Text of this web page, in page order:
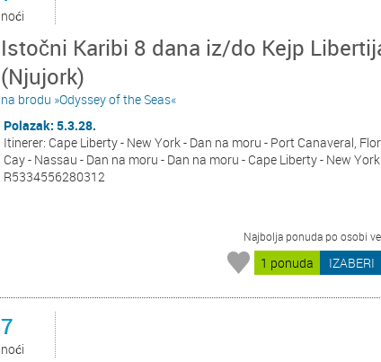
noći
Istočni Karibi 8 dana iz/do Kejp
(Njujork)
na brodu »Odyssey of the Seas«
Polazak: 5.3.28.
Itinerer: Cape Liberty - New York - Dan na moru - Port Canaveral,
Cay - Nassau - Dan na moru - Dan na moru - Cape Liberty - New York
R5334556280312
Najbolja ponuda po osobi
1 ponuda IZABERI
7
noći